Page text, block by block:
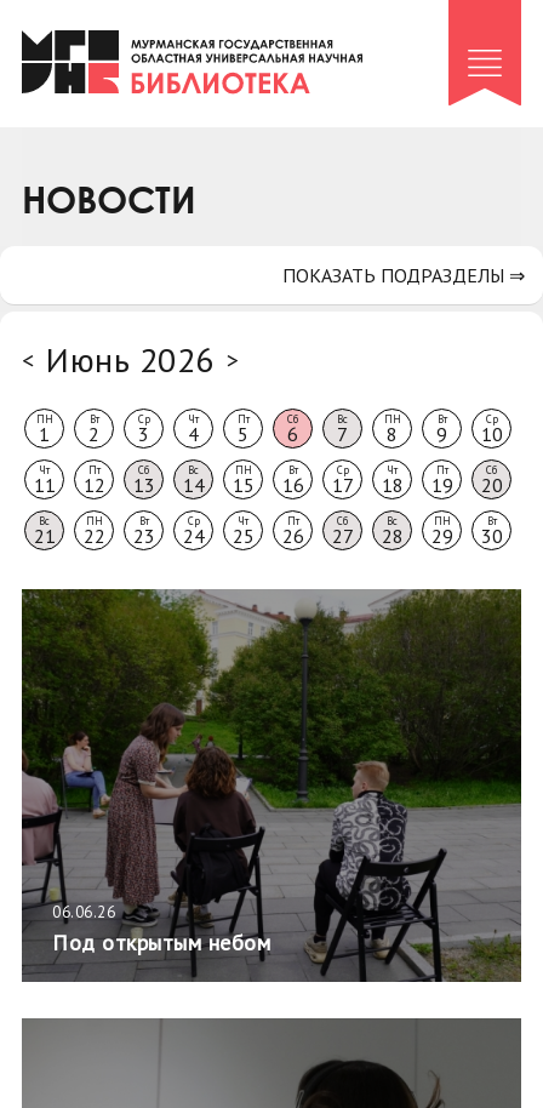
Клуб «Гиря и сельдерей»
Клуб «Семейный архив»
Коллегам
НОВОСТИ
< Июнь 2026 >
ПН
1
Вт
2
Ср
3
Чт
4
Пт
5
Сб
6
Вс
7
ПН
8
Вт
9
Ср
10
Чт
11
Пт
12
Сб
13
Вс
14
ПН
15
Вт
16
Ср
17
Чт
18
Пт
19
Сб
20
Вс
21
ПН
22
Вт
23
Ср
24
Чт
25
Пт
26
Сб
27
Вс
28
ПН
29
Вт
30
06.06.26
Под открытым небом
ПОКАЗАТЬ ПОДРАЗДЕЛЫ ⇒